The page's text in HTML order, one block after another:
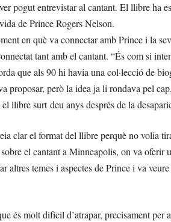
pogut entrevistar al cantant. El llibre ha
de Prince Rogers Nelson.
en què va connectar amb Prince i la
tant amb el cantant. “És com si
que als 90 hi havia una col·lecció de
proposar, però la idea ja li rondava pel
llibre surt deu anys després de la
clar el format del llibre perquè no volia
el cantant a Minneapolis, on va oferir
altres temes i aspectes de Prince i va
és molt difícil d’atrapar, precisament